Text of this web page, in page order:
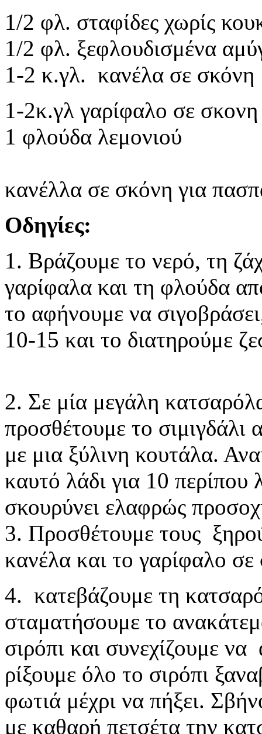
1/2 φλ. σταφίδες χωρίς
1/2 φλ. ξεφλουδισμένα
1-2 κ.γλ. κανέλα σε σκόνη
1-2κ.γλ γαρίφαλο σε σκονη
1 φλούδα λεμονιού
κανέλλα σε σκόνη για
Οδηγίες:
1. Βράζουμε το νερό, τη
γαρίφαλα και τη φλούδα
το αφήνουμε να
10-15 και το διατηρούμε
2. Σε μία μεγάλη
προσθέτουμε το σιμιγδάλι
με μια ξύλινη κουτάλα.
καυτό λάδι για 10 περίπου
σκουρύνει ελαφρώς
3. Προσθέτουμε τους
κανέλα και το γαρίφαλο
4. κατεβάζουμε τη
σταματήσουμε το
σιρόπι και συνεχίζουμε
ρίξουμε όλο το σιρόπι
φωτιά μέχρι να πήξει.
με καθαρή πετσέτα την